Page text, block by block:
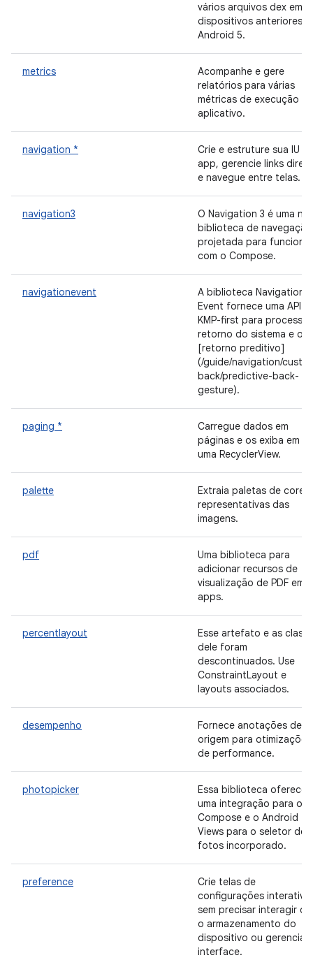
vários arquivos dex em
dispositivos anteriores
Android 5.
metrics
Acompanhe e gere
relatórios para várias
métricas de execução
aplicativo.
navigation *
Crie e estruture sua IU
app, gerencie links
e navegue entre telas.
navigation3
O Navigation 3 é uma
biblioteca de navegação
projetada para funcionar
com o Compose.
navigationevent
A biblioteca Navigation
Event fornece uma API
KMP-first para
retorno do sistema e o
[retorno preditivo]
(/guide/navigation/
back/predictive-back-
gesture).
paging *
Carregue dados em
páginas e os exiba em
uma RecyclerView.
palette
Extraia paletas de cores
representativas das
imagens.
pdf
Uma biblioteca para
adicionar recursos de
visualização de PDF em
apps.
percentlayout
Esse artefato e as
dele foram
descontinuados. Use
ConstraintLayout e
layouts associados.
desempenho
Fornece anotações de
origem para otimizações
de performance.
photopicker
Essa biblioteca oferece
uma integração para o
Compose e o Android
Views para o seletor de
fotos incorporado.
preference
Crie telas de
configurações
sem precisar interagir
o armazenamento do
dispositivo ou gerenciar
interface.